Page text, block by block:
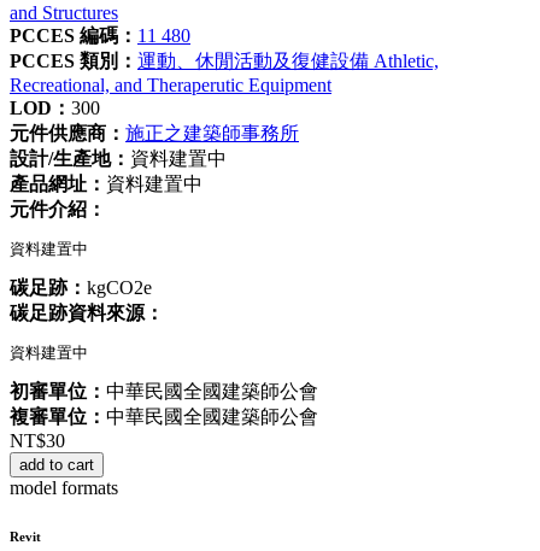
and Structures
PCCES 編碼： 11 480
PCCES 類別： 運動、休閒活動及復健設備 Athletic,
Recreational, and Theraperutic Equipment
LOD： 300
元件供應商： 施正之建築師事務所
設計/生產地： 資料建置中
產品網址： 資料建置中
元件介紹：
資料建置中
碳足跡： kgCO2e
碳足跡資料來源：
資料建置中
初審單位： 中華民國全國建築師公會
複審單位： 中華民國全國建築師公會
NT$30
add to cart
model formats
Revit